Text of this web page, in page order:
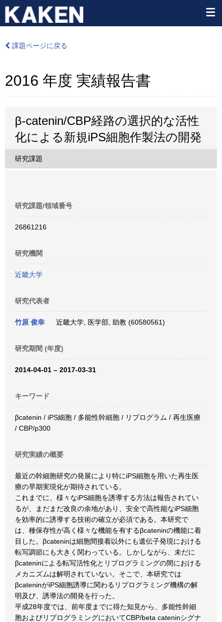
課題ページに戻る
2016 年度 実績報告書
β-catenin/CBP経路の選択的な活性
化による新規iPS細胞作製法の開発
研究課題
研究課題/領域番号
26861216
研究機関
近畿大学
研究代表者
竹原 俊幸 近畿大学, 医学部, 助教 (60580561)
研究期間 (年度)
2014-04-01 – 2017-03-31
キーワード
βcatenin / iPS細胞 / 多能性幹細胞 / リプログラム / 再生医療
/ CBP/p300
研究実績の概要
最近の幹細胞研究の発展により特にiPS細胞を用いた再生医
療の早期実現化が期待されている。
これまでに、様々なiPS細胞を誘導する方法は報告されてい
るが、まだまだ改良の余地があり、安全で高性能なiPS細胞
を効率的に誘導する技術の確立が必須である。本研究で
は、種保存性が高く様々な機能を有するβcateninの機能に着
目した。βcateninは細胞間接着以外にも遺伝子発現における
転写調節にも大きく関わっている。しかしながら、未だに
βcateninによる転写活性化とリプログラミングの間における
メカニズムは解明されていない。そこで、本研究では
βcateninがiPS細胞誘導に関わるリプログラミング機構の解
明及び、誘導法の開発を行った。
平成28年度では、前年度までに得た知見から、多能性幹細
胞およびリプログラミングにおいてCBP/beta cateninシグナ